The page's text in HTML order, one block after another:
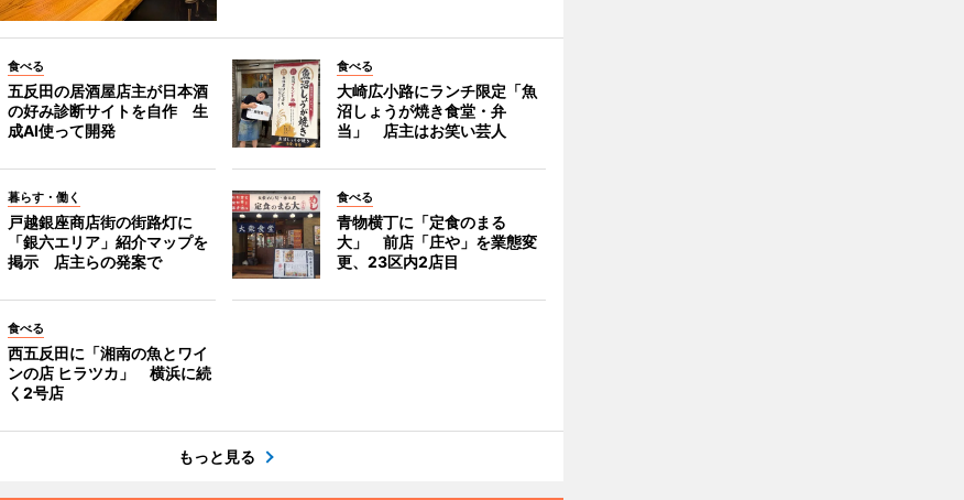
食べる
五反田の居酒屋店主が日本酒
の好み診断サイトを自作 生
成AI使って開発
食べる
大崎広小路にランチ限定「魚
沼しょうが焼き食堂・弁
当」 店主はお笑い芸人
暮らす・働く
戸越銀座商店街の街路灯に
「銀六エリア」紹介マップを
掲示 店主らの発案で
食べる
青物横丁に「定食のまる
大」 前店「庄や」を業態変
更、23区内2店目
食べる
西五反田に「湘南の魚とワイ
ンの店 ヒラツカ」 横浜に続
く2号店
もっと見る